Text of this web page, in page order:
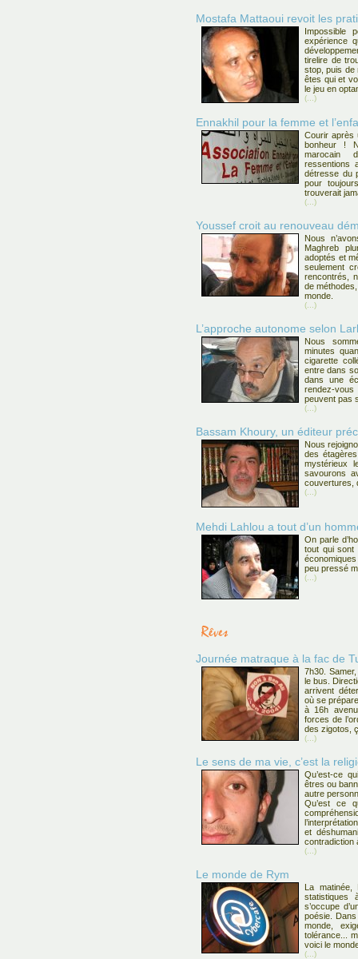
Mostafa Mattaoui revoit les
Impossible
expérience
tirelire de
stop, puis de
êtes qui et
le jeu en
(...)
Ennakhil pour la femme et
Courir après
bonheur !
marocain
détresse du
pour
trouverait
(...)
Youssef croit au renouveau
Nous
Maghreb
adoptés et
seulement
rencontrés,
de
monde.
(...)
L’approche autonome selon
Nous
minutes
cigarette
entre dans
dans une
rendez-
peuvent pas
(...)
Bassam Khoury, un éditeur
Nous
des
mystérieux
savourons
couvertures,
(...)
Mehdi Lahlou a tout d’un
On parle
tout qui sont
économiques
peu pressé
(...)
Journée matraque à la fac de
7h30.
le bus.
arrivent
où se
à 16h
forces de
des zigotos,
(...)
Le sens de ma vie, c’est la
Qu’est-ce
êtres ou
autre
Qu’est ce
et
contradiction
(...)
Le monde de Rym
La matinée,
statistiques
s’occupe
poésie.
monde,
tolérance...
voici le
(...)